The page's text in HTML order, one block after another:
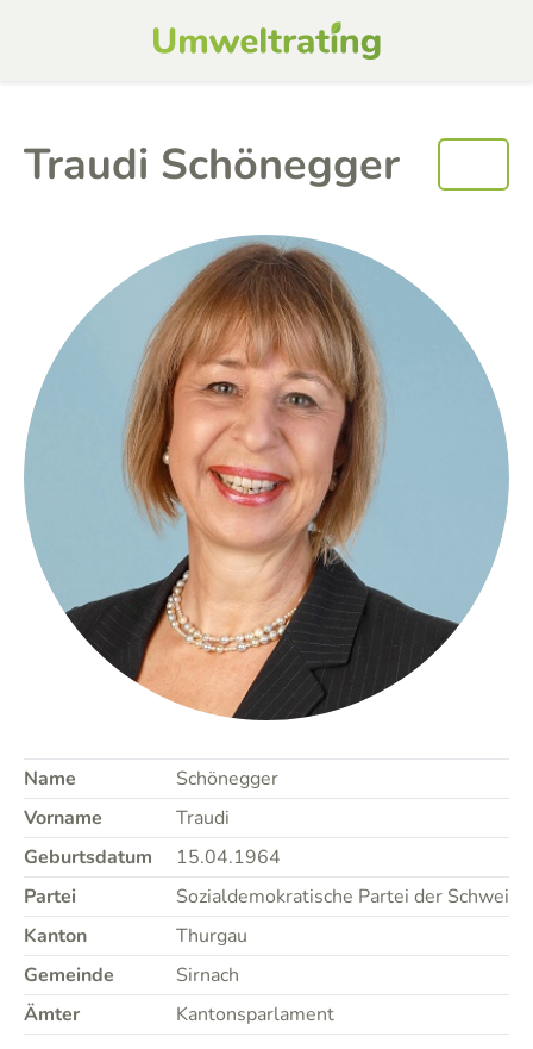
Traudi Schönegger
Name
Schönegger
Vorname
Traudi
Geburtsdatum
15.04.1964
Partei
Sozialdemokratische Partei der Schweiz
Kanton
Thurgau
Gemeinde
Sirnach
Ämter
Kantonsparlament